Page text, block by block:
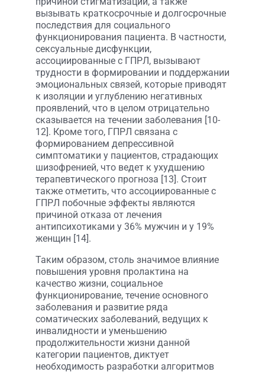
вызывать краткосрочные и долгосрочные
последствия для социального
функционирования пациента. В частности,
сексуальные дисфункции,
ассоциированные с ГПРЛ, вызывают
трудности в формировании и поддержании
эмоциональных связей, которые приводят
к изоляции и углублению негативных
проявлений, что в целом отрицательно
сказывается на течении заболевания [10-
12]. Кроме того, ГПРЛ связана с
формированием депрессивной
симптоматики у пациентов, страдающих
шизофренией, что ведет к ухудшению
терапевтического прогноза [13]. Стоит
также отметить, что ассоциированные с
ГПРЛ побочные эффекты являются
причиной отказа от лечения
антипсихотиками у 36% мужчин и у 19%
женщин [14].
Таким образом, столь значимое влияние
повышения уровня пролактина на
качество жизни, социальное
функционирование, течение основного
заболевания и развитие ряда
соматических заболеваний, ведущих к
инвалидности и уменьшению
продолжительности жизни данной
категории пациентов, диктует
необходимость разработки алгоритмов